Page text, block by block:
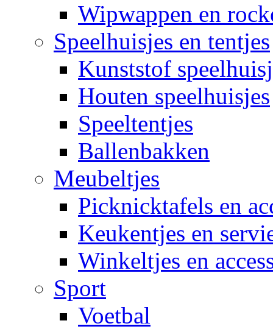
Wipwappen en
Speelhuisjes en tentjes
Kunststof
Houten speelhuisjes
Speeltentjes
Ballenbakken
Meubeltjes
Picknicktafels en
Keukentjes en
Winkeltjes en
Sport
Voetbal